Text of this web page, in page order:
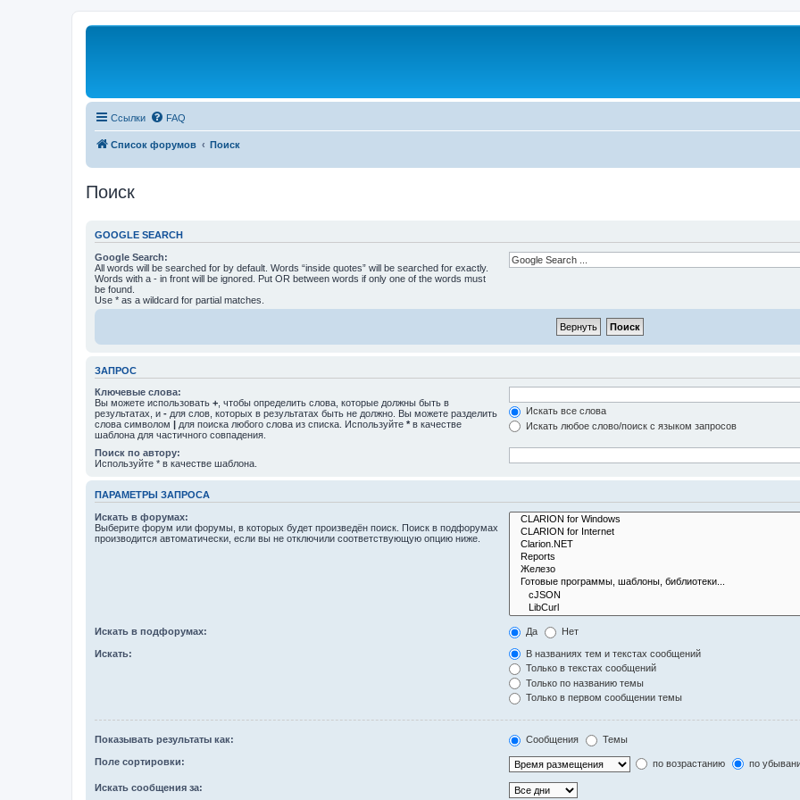
Ссылки FAQ
Список форумов Поиск
Поиск
GOOGLE SEARCH
Google Search:
All words will be searched for by default. Words “inside quotes” will be searched for exactly.
Words with a - in front will be ignored. Put OR between words if only one of the words must
be found.
Use * as a wildcard for partial matches.
ЗАПРОС
Ключевые слова:
Вы можете использовать + , чтобы определить слова, которые должны быть в
результатах, и - для слов, которых в результатах быть не должно. Вы можете разделить
слова символом | для поиска любого слова из списка. Используйте * в качестве
шаблона для частичного совпадения.
Искать все слова
Искать любое слово/поиск с языком запросов
Поиск по автору:
Используйте * в качестве шаблона.
ПАРАМЕТРЫ ЗАПРОСА
Искать в форумах:
Выберите форум или форумы, в которых будет произведён поиск. Поиск в подфорумах
производится автоматически, если вы не отключили соответствующую опцию ниже.
Искать в подфорумах: Да Нет
Искать:
В названиях тем и текстах сообщений
Только в текстах сообщений
Только по названию темы
Только в первом сообщении темы
Показывать результаты как: Сообщения Темы
Поле сортировки: по возрастанию по
Искать сообщения за: